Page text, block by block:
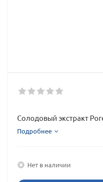
Солодовый экстракт
Подробнее
Нет в наличии